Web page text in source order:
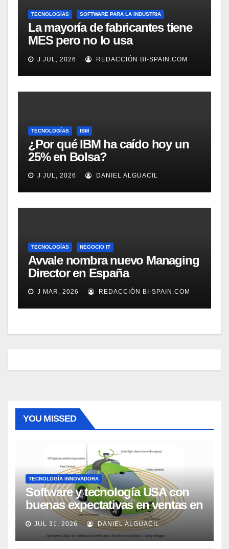
TECNOLOGÍAS SOFTWARE PARA LA INDUSTRIA
La mayoría de fabricantes tiene
MES pero no lo usa
adecuadamente, según
Rockwell Automation
J JUL, 2026 REDACCIÓN BI-SPAIN.COM
TECNOLOGÍAS IBM
¿Por qué IBM ha caído hoy un
25% en Bolsa?
J JUL, 2026 DANIEL ALGUACIL
TECNOLOGÍAS NEGOCIO IT
Avvale nombra nuevo Managing
Director en España
J MAR, 2026 REDACCIÓN BI-SPAIN.COM
YOU MISSED
TECNOLOGÍA INNOVADORA
Software y tecnología USA con
buenas expectativas en ventas en
los próximos 2 años, según
Market Watch
JUL 31, 2026 DANIEL ALGUACIL